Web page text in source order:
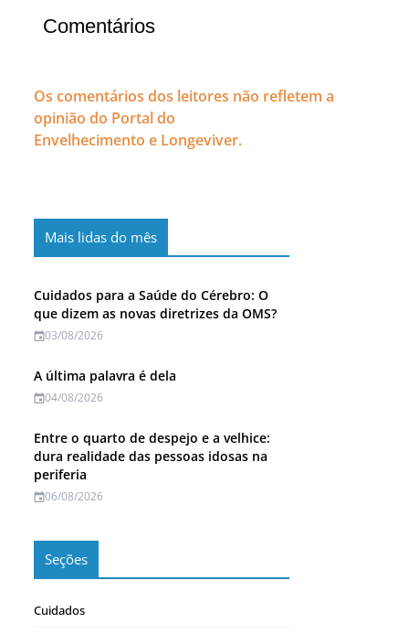
Comentários
Os comentários dos leitores não refletem a
opinião do Portal do
Envelhecimento e Longeviver.
Mais lidas do mês
Cuidados para a Saúde do Cérebro: O
que dizem as novas diretrizes da OMS?
03/08/2026
A última palavra é dela
04/08/2026
Entre o quarto de despejo e a velhice:
dura realidade das pessoas idosas na
periferia
06/08/2026
Seções
Cuidados